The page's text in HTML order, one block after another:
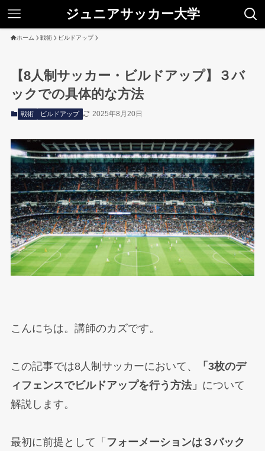
ジュニアサッカー大学
ホーム 戦術 ビルドアップ
【8人制サッカー・ビルドアップ】３バ
ックでの具体的な方法
戦術 ビルドアップ 2025年8月20日
こんにちは。講師のカズです。
この記事では8人制サッカーにおいて、
「3枚のデ
ィフェンスでビルドアップを行う方法」 について
解説します。
最初に前提として「 フォーメーションは３バック